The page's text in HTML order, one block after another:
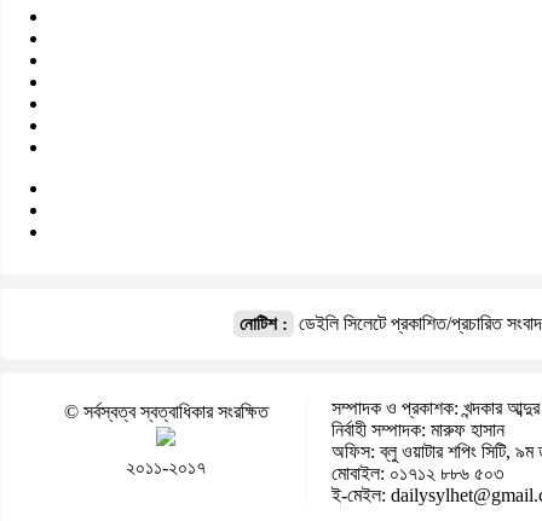
নোটিশ : ডেইলি সিলেটে প্রকাশিত/প্রচারিত
© সর্বস্বত্ব স্বত্বাধিকার সংরক্ষিত
২০১১-২০১৭
সম্পাদক ও প্রকাশক: খন্দকার আব্দুর
নির্বাহী সম্পাদক: মারুফ হাসান
অফিস: ব্লু ওয়াটার শপিং সিটি, ৯ম
মোবাইল: ০১৭১২ ৮৮৬ ৫০৩
ই-মেইল: